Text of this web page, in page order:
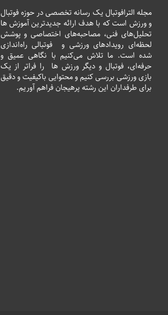
مجله الترافوتبال یک رسانه تخصصی در حوزه فوتبال
و ورزش است که با هدف ارائه جدیدترین آموزش ها
تحلیل‌های فنی، مصاحبه‌های اختصاصی و پوشش
لحظه‌ای رویدادهای ورزشی و فوتبالی راه‌اندازی
شده است. ما تلاش می‌کنیم با نگاهی عمیق و
حرفه‌ای، فوتبال و دیگر ورزش ها را فراتر از یک
بازی ورزشی بررسی کنیم و محتوایی باکیفیت و دقیق
برای طرفداران این رشته پرهیجان فراهم آوریم.